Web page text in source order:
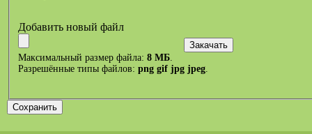
Добавить новый файл
Максимальный размер файла: 8 МБ
Разрешённые типы файлов: png gif jpg jpeg